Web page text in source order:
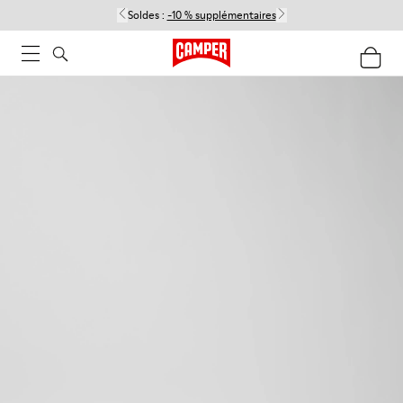
Soldes : -10 % supplémentaires